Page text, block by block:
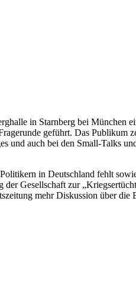
in Starnberg bei München
geführt. Das Publikum
und auch bei den Small-Talks
in Deutschland fehlt
Gesellschaft zur
mehr Diskussion über die